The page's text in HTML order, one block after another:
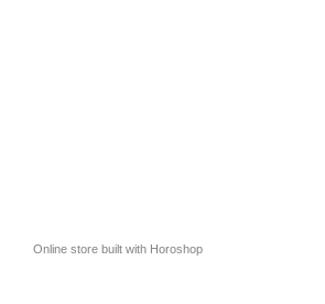
Online store built with Horoshop